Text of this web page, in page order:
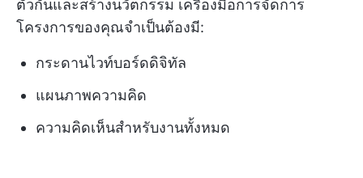
ตัวกันและสร้างนวัตกรรม เครื่องมือการจัดการ
โครงการของคุณจำเป็นต้องมี:
กระดานไวท์บอร์ดดิจิทัล
แผนภาพความคิด
ความคิดเห็นสำหรับงานทั้งหมด